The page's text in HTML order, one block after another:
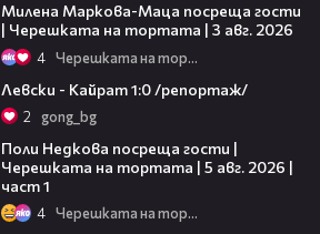
Милена Маркова-Маца посреща гости
| Черешката на тортата | 3 авг. 2026
4 Черешката на тортата
Левски - Кайрат 1:0 /репортаж/
2 gong_bg
Поли Недкова посреща гости |
Черешката на тортата | 5 авг. 2026 |
част 1
4 Черешката на тортата